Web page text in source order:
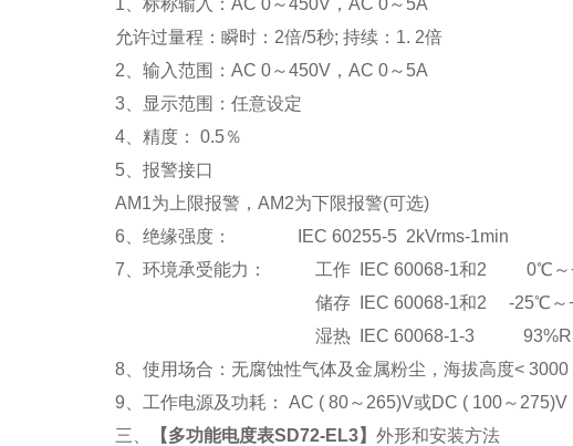
1 、标称输入：AC 0～450V ，AC 0～5A
允许过量程：瞬时：2倍/5秒; 持续：1. 2倍
2 、输入范围：AC 0～450V ，AC 0～5A
3
显示范围： 任意设定
4 、精度： 0.5％
5
报警接口
AM1为上限报警，AM2为下限报警(可选)
6
绝缘强度： IEC 60255-5 2kVrms-1min
7
环境承受能力： 工作 IEC 60068-1和2 0℃～
储存 IEC 60068-1和2 -25℃～
湿热 IEC 60068-1-3
8 、使用场合：无腐蚀性气体及金属粉尘，海拔高度< 3000
9 、工作电源及功耗： AC ( 80～265)V或DC ( 100～
三、
【多功能电度表SD72-EL3】 外形和安装方法